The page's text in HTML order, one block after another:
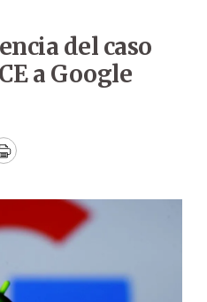
del caso
a Google
Print